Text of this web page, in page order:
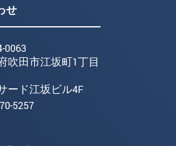
せ
0063
吹田市江坂町1丁目
ード江坂ビル4F
5257